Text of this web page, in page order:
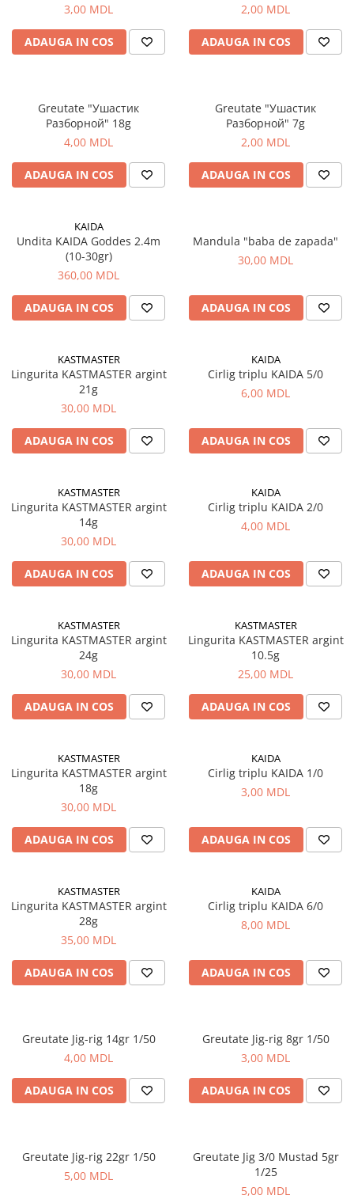
Vopsele pentru haine
Chimie de uz casnic
Ingrijire tehnica casnica
Produse pentru curățenie
Certificate cadou
Multimedia
Aragazuri, incalzitoare
Corturi, Pavilioane
Lanterne
Mese
Saci de dormit, saltele, perne
Umbrele
3,00 MDL
ADAUGA IN COS
2,00 MDL
ADAUGA IN COS
Greutate "Ушастик
Разборной" 18g
4,00 MDL
ADAUGA IN COS
Greutate "Ушастик
Разборной" 7g
2,00 MDL
ADAUGA IN COS
KAIDA
Undita KAIDA Goddes 2.4m
(10-30gr)
360,00 MDL
ADAUGA IN COS
Mandula "baba de zapada"
30,00 MDL
ADAUGA IN COS
KASTMASTER
Lingurita KASTMASTER argint
21g
30,00 MDL
ADAUGA IN COS
KAIDA
Cirlig triplu KAIDA 5/0
6,00 MDL
ADAUGA IN COS
KASTMASTER
Lingurita KASTMASTER argint
14g
30,00 MDL
ADAUGA IN COS
KAIDA
Cirlig triplu KAIDA 2/0
4,00 MDL
ADAUGA IN COS
KASTMASTER
Lingurita KASTMASTER argint
24g
30,00 MDL
ADAUGA IN COS
KASTMASTER
Lingurita KASTMASTER argint
10.5g
25,00 MDL
ADAUGA IN COS
KASTMASTER
Lingurita KASTMASTER argint
18g
30,00 MDL
ADAUGA IN COS
KAIDA
Cirlig triplu KAIDA 1/0
3,00 MDL
ADAUGA IN COS
KASTMASTER
Lingurita KASTMASTER argint
28g
35,00 MDL
ADAUGA IN COS
KAIDA
Cirlig triplu KAIDA 6/0
8,00 MDL
ADAUGA IN COS
Greutate Jig-rig 14gr 1/50
4,00 MDL
ADAUGA IN COS
Greutate Jig-rig 8gr 1/50
3,00 MDL
ADAUGA IN COS
Greutate Jig-rig 22gr 1/50
5,00 MDL
Greutate Jig 3/0 Mustad 5gr
1/25
5,00 MDL